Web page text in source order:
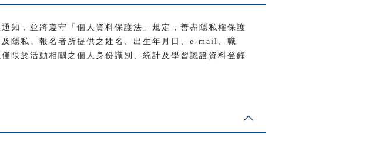
知，並將遵守「個人資料保護法」規定，善盡隱私權保護
隱私。報名者所提供之姓名、出生年月日、e-mail、職
限於活動相關之個人身份識別、統計及學習認證資料登錄